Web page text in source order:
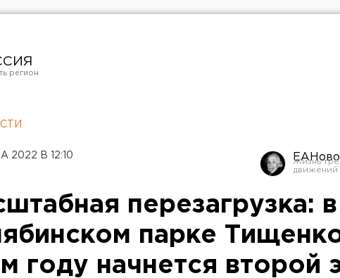
2022 В 12:10
перезагрузка: в
парке
году начнется второй